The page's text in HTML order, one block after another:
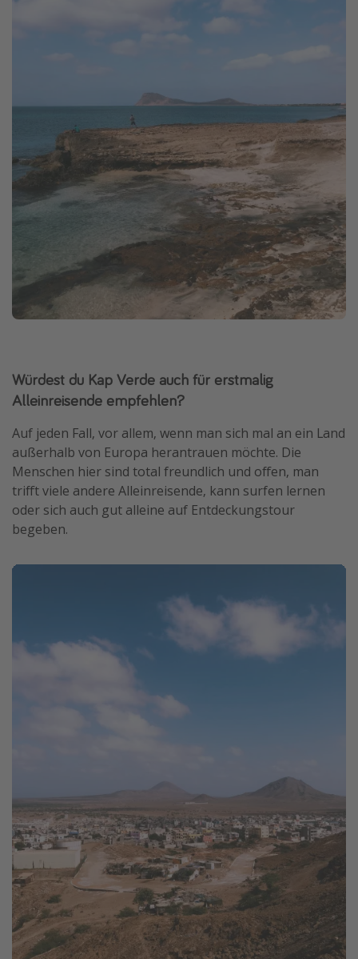
Würdest du Kap Verde auch für erstmalig
Alleinreisende empfehlen?
Auf jeden Fall, vor allem, wenn man sich mal an ein Land
außerhalb von Europa herantrauen möchte. Die
Menschen hier sind total freundlich und offen, man
trifft viele andere Alleinreisende, kann surfen lernen
oder sich auch gut alleine auf Entdeckungstour
begeben.